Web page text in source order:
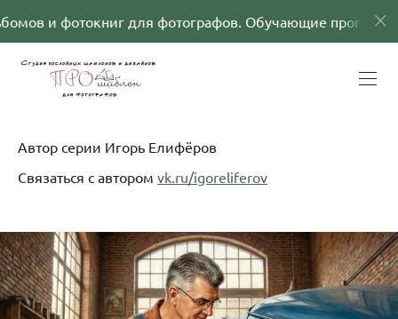
фотографов. Обучающие программы
Автор серии Игорь Елифёров
Связаться с автором vk.ru/igoreliferov